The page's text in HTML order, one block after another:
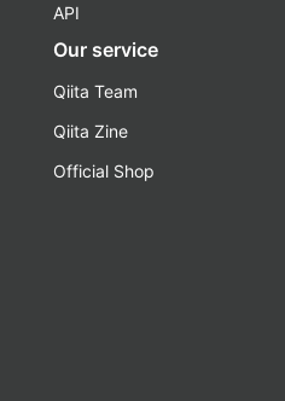
API
Our service
Qiita Team
Qiita Zine
Official Shop